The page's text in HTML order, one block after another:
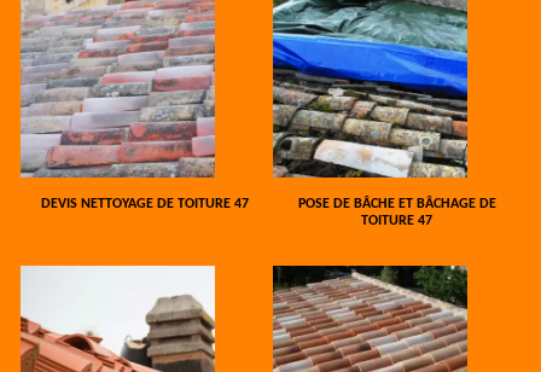
DEVIS NETTOYAGE DE TOITURE 47
POSE DE BÂCHE ET BÂCHAGE DE
TOITURE 47